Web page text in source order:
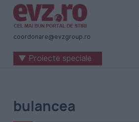
Știri
naționale
internaționale
România
-
coordonare@evzgroup.ro
▼ Proiecte speciale
bulancea